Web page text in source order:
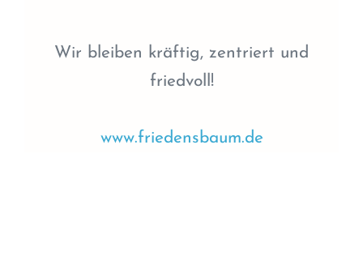
Wir bleiben kräftig, zentriert und
friedvoll!
www.friedensbaum.de